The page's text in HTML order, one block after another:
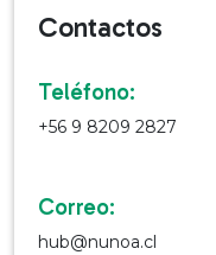
Contactos
Teléfono:
+56 9 8209 2827
Correo:
hub@nunoa.cl